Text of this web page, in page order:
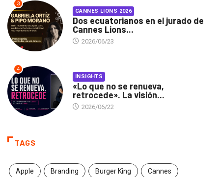
3
CANNES LIONS 2026
Dos ecuatorianos en el jurado de
Cannes Lions...
2026/06/23
4
INSIGHTS
«Lo que no se renueva,
retrocede». La visión...
2026/06/22
TAGS
Apple Branding Burger King Cannes